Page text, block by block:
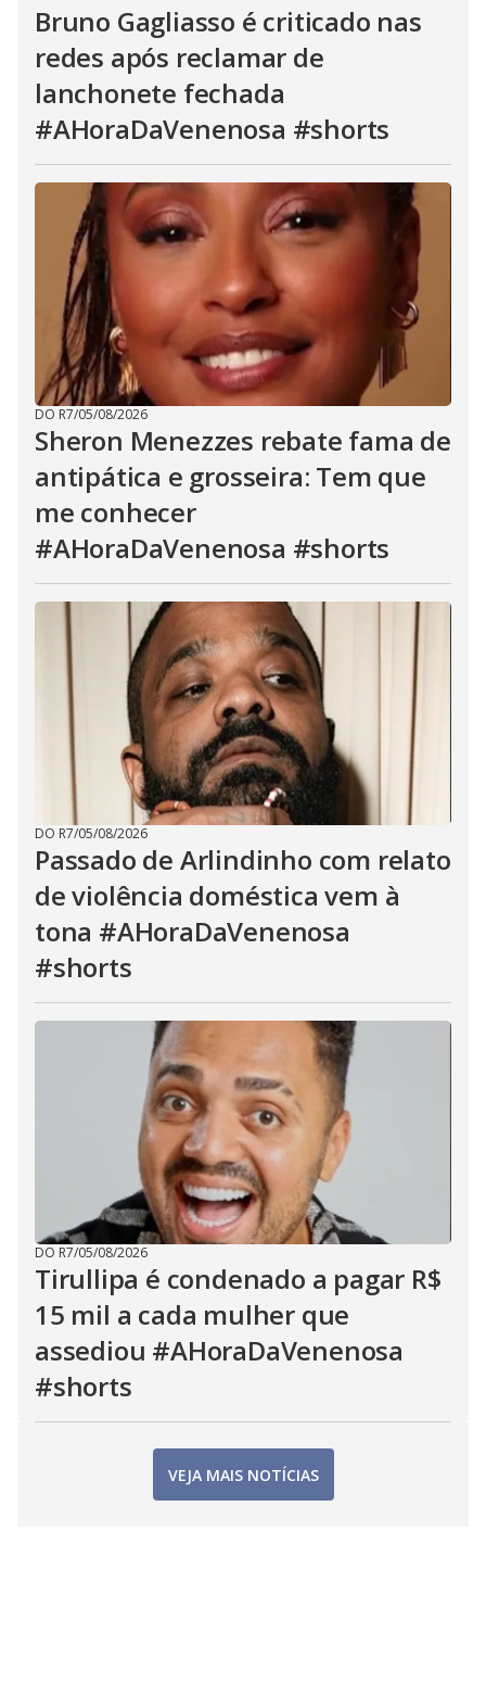
Bruno Gagliasso é criticado nas
redes após reclamar de
lanchonete fechada
#AHoraDaVenenosa #shorts
DO R7/05/08/2026
Sheron Menezzes rebate fama de
antipática e grosseira: Tem que
me conhecer
#AHoraDaVenenosa #shorts
DO R7/05/08/2026
Passado de Arlindinho com relato
de violência doméstica vem à
tona #AHoraDaVenenosa
#shorts
DO R7/05/08/2026
Tirullipa é condenado a pagar R$
15 mil a cada mulher que
assediou #AHoraDaVenenosa
#shorts
VEJA MAIS NOTÍCIAS